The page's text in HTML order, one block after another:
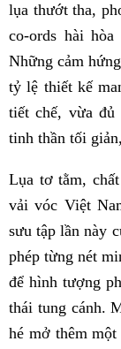
lụa thướt tha,
co-ords hài
Những cảm
tỷ lệ thiết kế
tiết chế, vừa
tinh thần tối
​​Lụa tơ tằm,
vải vóc Việt
sưu tập lần này
phép từng nét
để hình tượng
thái tung cánh.
hé mở thêm